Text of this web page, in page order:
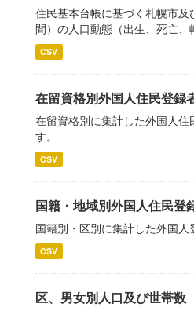
住民基本台帳に基づく札幌市
間）の人口動態（出生、死亡
CSV
在留資格別外国人住民登録
在留資格別に集計した外国人
す。
CSV
国籍・地域別外国人住民登
国籍別・区別に集計した外国人
CSV
区、男女別人口及び世帯数